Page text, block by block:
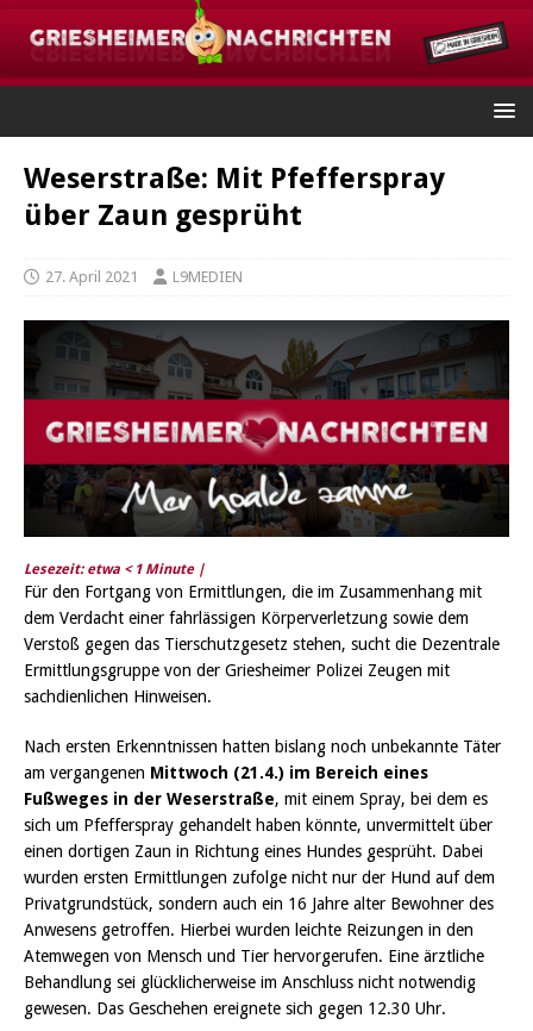
Weserstraße: Mit Pfefferspray
über Zaun gesprüht
27. April 2021 L9MEDIEN
Lesezeit: etwa < 1 Minute |
Für den Fortgang von Ermittlungen, die im Zusammenhang mit
dem Verdacht einer fahrlässigen Körperverletzung sowie dem
Verstoß gegen das Tierschutzgesetz stehen, sucht die Dezentrale
Ermittlungsgruppe von der Griesheimer Polizei Zeugen mit
sachdienlichen Hinweisen.
Nach ersten Erkenntnissen hatten bislang noch unbekannte Täter
am vergangenen Mittwoch (21.4.) im Bereich eines
Fußweges in der Weserstraße, mit einem Spray, bei dem es
sich um Pfefferspray gehandelt haben könnte, unvermittelt über
einen dortigen Zaun in Richtung eines Hundes gesprüht. Dabei
wurden ersten Ermittlungen zufolge nicht nur der Hund auf dem
Privatgrundstück, sondern auch ein 16 Jahre alter Bewohner des
Anwesens getroffen. Hierbei wurden leichte Reizungen in den
Atemwegen von Mensch und Tier hervorgerufen. Eine ärztliche
Behandlung sei glücklicherweise im Anschluss nicht notwendig
gewesen. Das Geschehen ereignete sich gegen 12.30 Uhr.